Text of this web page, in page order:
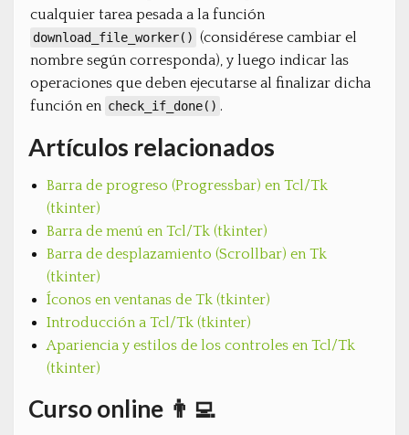
cualquier tarea pesada a la función
download_file_worker() (considérese cambiar el
nombre según corresponda), y luego indicar las
operaciones que deben ejecutarse al finalizar dicha
función en check_if_done() .
Artículos relacionados
Barra de progreso (Progressbar) en Tcl/Tk
(tkinter)
Barra de menú en Tcl/Tk (tkinter)
Barra de desplazamiento (Scrollbar) en Tk
(tkinter)
Íconos en ventanas de Tk (tkinter)
Introducción a Tcl/Tk (tkinter)
Apariencia y estilos de los controles en Tcl/Tk
(tkinter)
Curso online 👨‍💻